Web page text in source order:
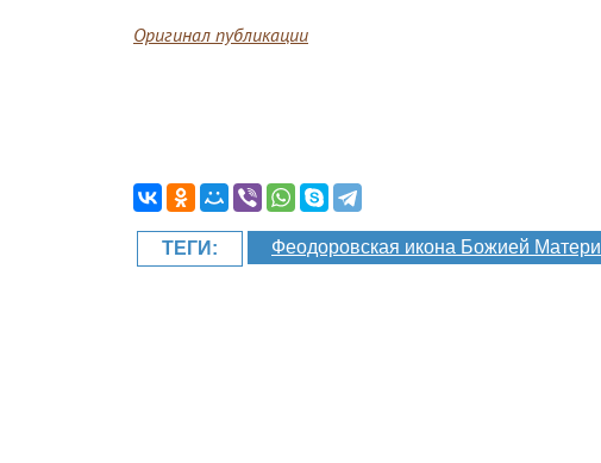
Оригинал публикации
ТЕГИ: Феодоровская икона Божией Матери